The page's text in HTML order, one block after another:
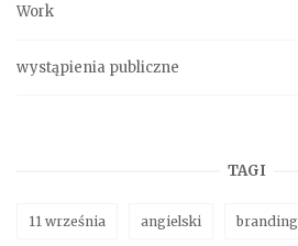
Work
wystąpienia publiczne
TAGI
11 września angielski branding